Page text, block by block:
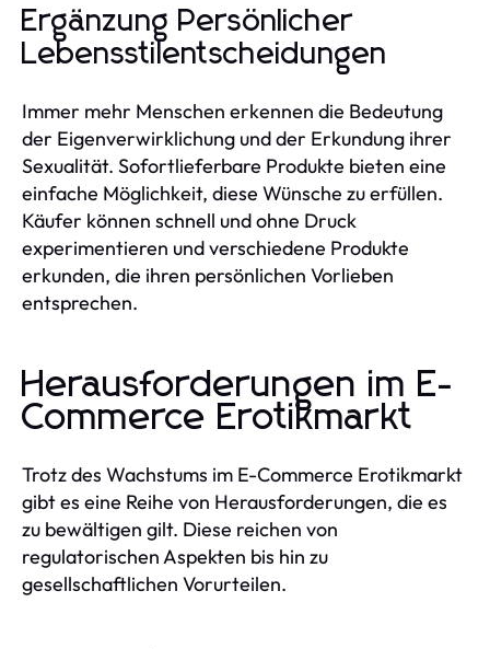
Ergänzung Persönlicher
Lebensstilentscheidungen
Immer mehr Menschen erkennen die Bedeutung
der Eigenverwirklichung und der Erkundung ihrer
Sexualität. Sofortlieferbare Produkte bieten eine
einfache Möglichkeit, diese Wünsche zu erfüllen.
Käufer können schnell und ohne Druck
experimentieren und verschiedene Produkte
erkunden, die ihren persönlichen Vorlieben
entsprechen.
Herausforderungen im E-
Commerce Erotikmarkt
Trotz des Wachstums im E-Commerce Erotikmarkt
gibt es eine Reihe von Herausforderungen, die es
zu bewältigen gilt. Diese reichen von
regulatorischen Aspekten bis hin zu
gesellschaftlichen Vorurteilen.